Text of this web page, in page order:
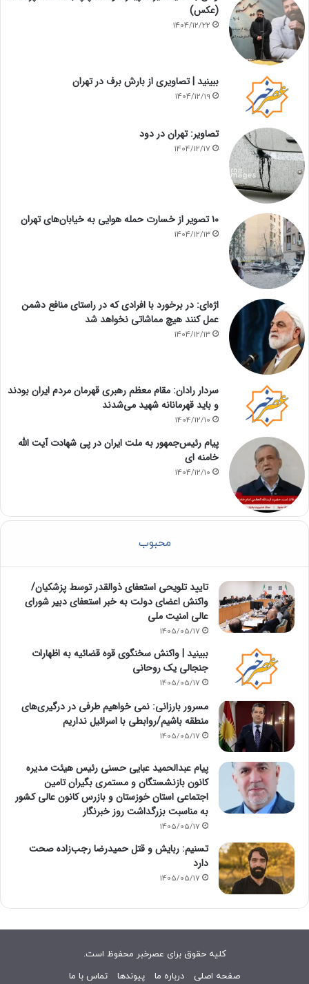
(عکس)
1404/12/22
ببینید | تصاویری از بارش برف در تهران
1404/12/19
تصاویر: تهران در دود
1404/12/17
۱۰ تصویر از خسارت حمله هوایی به خیابان‌های تهران
1404/12/13
اژه‌ای: در برخورد با افرادی که در راستای منافع دشمن
عمل کنند هیچ مماشاتی نخواهد شد
1404/12/13
سردار رادان: مقام معظم رهبری قهرمان مردم ایران بودند
و باید قهرمانانه شهید می‌شدند
1404/12/10
پیام رئیس‌جمهور به ملت ایران در پی شهادت آیت الله
خامنه ای
1404/12/10
محبوب
تایید تلویحی استعفای ذوالقدر توسط پزشکیان/
واکنش اعضای دولت به خبر استعفای دبیر شورای
عالی امنیت ملی
1405/05/17
ببینید | واکنش سخنگوی قوه قضائیه به اظهارات
جنجالی یک روحانی
1405/05/17
مسرور بارزانی: نمی خواهیم طرفی در درگیری‌های
منطقه باشیم/روابطی با اسرائیل نداریم
1405/05/17
پیام عبدالحمید عبایی حسنی رئیس هیئت مدیره
کانون بازنشستگان و مستمری بگیران تامین
اجتماعی استان خوزستان و بازرس کانون عالی کشور
به مناسبت بزرگداشت روز خبرنگار
1405/05/17
تسنیم: ربایش و قتل حمیدرضا رجب‌زاده صحت
دارد
1405/05/17
کلیه حقوق برای عصرخبر محفوظ است.
صفحه اصلی
درباره ما پیوندها تماس با ما